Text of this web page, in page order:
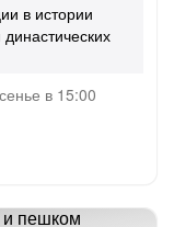
в истории
династических
в 15:00